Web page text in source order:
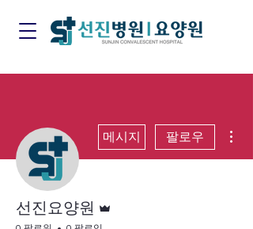
메시지 팔로우
선진요양원